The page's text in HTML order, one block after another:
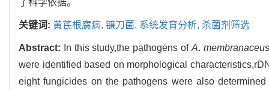
关键词: 黄芪根腐病, 镰刀菌, 系统发育分析, 杀菌剂筛选
Abstract: In this study,the pathogens of A. membranaceus
were identified based on morphological
eight fungicides on the pathogens were also